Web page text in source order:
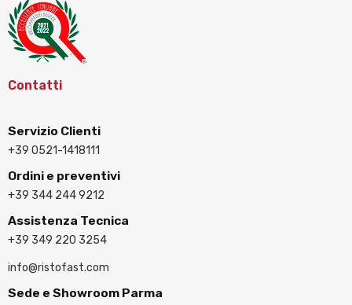
Contatti
Servizio Clienti
+39 0521-1418111
Ordini e preventivi
+39 344 244 9212
Assistenza Tecnica
+39 349 220 3254
info@ristofast.com
Sede e Showroom Parma